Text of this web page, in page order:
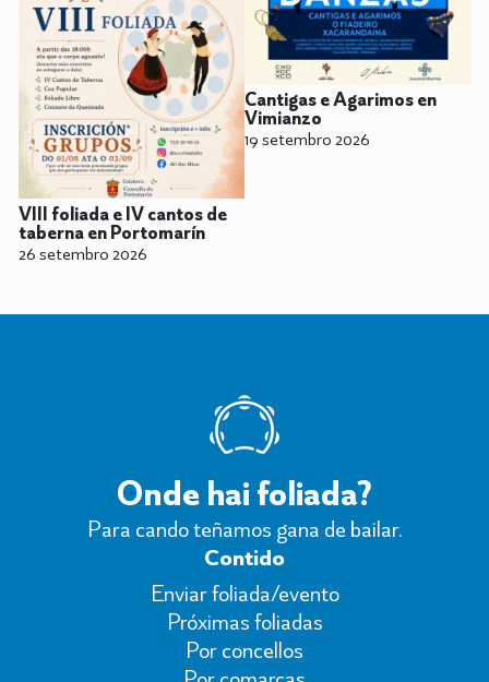
VIII foliada e IV cantos de
taberna en Portomarín
26 setembro 2026
Cantigas e Agarimos en
Vimianzo
19 setembro 2026
Onde hai foliada?
Para cando teñamos gana de bailar.
Contido
Enviar foliada/evento
Próximas foliadas
Por concellos